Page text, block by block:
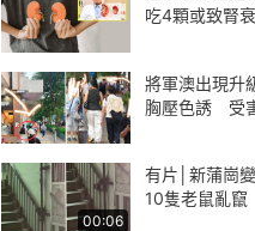
吃4顆或致腎
將軍澳出現升
胸壓色誘 受
00:06
有片│新蒲崗
10隻老鼠亂